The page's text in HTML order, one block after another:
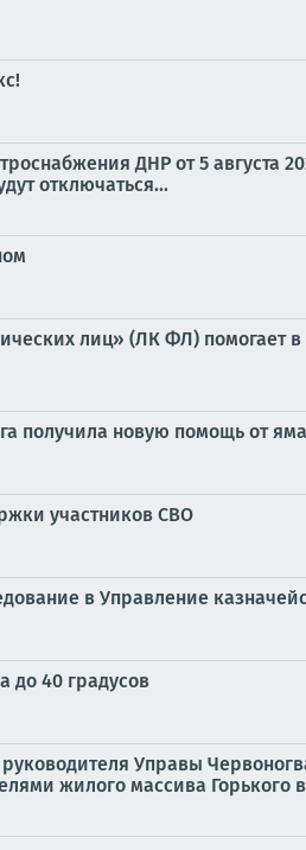
ДНР от 5 августа
отключаться...
лиц» (ЛК ФЛ) помогает
получила новую помощь от
участников СВО
в Управление
до 40 градусов
Управы
жилого массива Горького